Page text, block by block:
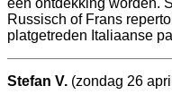
een ontdekking worden.
Russisch of Frans
platgetreden Italiaanse
Stefan V. (zondag 26